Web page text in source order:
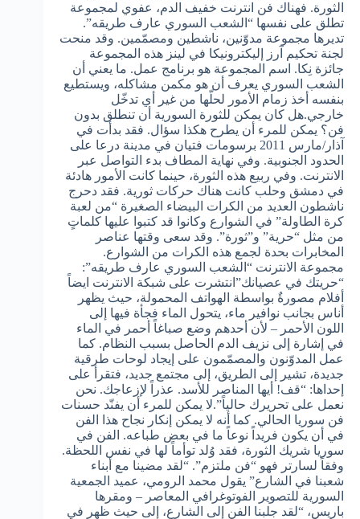
الثورة. فهناك فن انترنت خفيف الدم، عفوي لمجموعة
تطلق على نفسها “الشعب السوري عارف طريقه”.
تديرها مجموعة مدوّنين، ناشطين ومصمّمين. وقد منحت
لجنة تحكيم آرز إليكترونيكا في لينز هذه المجموعة
جائزة نِكا. اسم المجموعة هو برنامج عمل. ما يعني أن
الشعب السوري يعرف أن هو مكمن مشاكله، ويستطيع
بنفسه أخذ زمام الأمور لحلّها من غير أي تدخّل
خارجي.هل كان يمكن للثورة السورية أن تنطلق بدون
فن؟ يمكن للمرء أن يطرح هكذا سؤال. فقد بدأت في
آذار/مارس 2011 برسومات فتيان في مدينة درعا على
الحدود الجنوبية. وفي نهاية المطاف بدء التواصل عبر
الانترنت. وفي ربيع هذه الثورة، حينما كانت الأمور هادئة
في دمشق وحلب كانت هناك حركات ثورية. فقد دحرج
ناشطون العديد من الكرات البيضاء الصغيرة “من لعبة
كرة الطاولة” في الشوارع وكانوا قد كتبوا عليها كلماتٍ
من مثل “حرية” و”ثورة”. وقد سعى وقتها عناصر
المخابرات بحدة لجمع هذه الكرات من الشوارع.
مجموعة الانترنت “الشعب السوري عارف طريقه”:
“حريتك في عصيانك”انتشرت على شبكة الانترنت ايضاً
أفلام مصورةٌ بواسطة الهواتف المحمولة، حيث يظهر
أناس بجانب نوافير ماء، يتحول الماء فجأة فيها إلى
اللون الأحمر – لأن أحدهم وضع صباغاً أحمر في الماء
في إشارة إلى نزيف الدم الحاصل بسبب النظام. كما
عمل المدوّنون والمصمّمون على إيجاد لوحات طرقية
جديدة، تشير إلى الطريق، إلى مجتمع جديد، فتقرأ على
إحداها: “قف! أيها المناصر للأسد. عذراً لإزعاجك. نحن
نعمل على تحريرك حالياً”.لا يمكن للمرء أن يفنّد حسنات
فن سوريا الحالي. كما أنه لا يمكن إنكار نجاح هذا الفن
في أن يكون فريداً نوعاً ما في بعض طباعه. الفن في
سوريا شريك الثورة، فقد وُلد توأماً لها في نفس اللحظة.
وفقاً لسارتر فهو “فن ملتزم”. “لقد مضينا مع أبناء
شعبنا في الشارع” يقول محمد الرومي، عميد الجمعية
السورية للتصوير الفوتوغرافي المعاصر – ومقرها
باريس، “لقد جلبنا الفن إلى الشارع، إلى حيث ظهر في